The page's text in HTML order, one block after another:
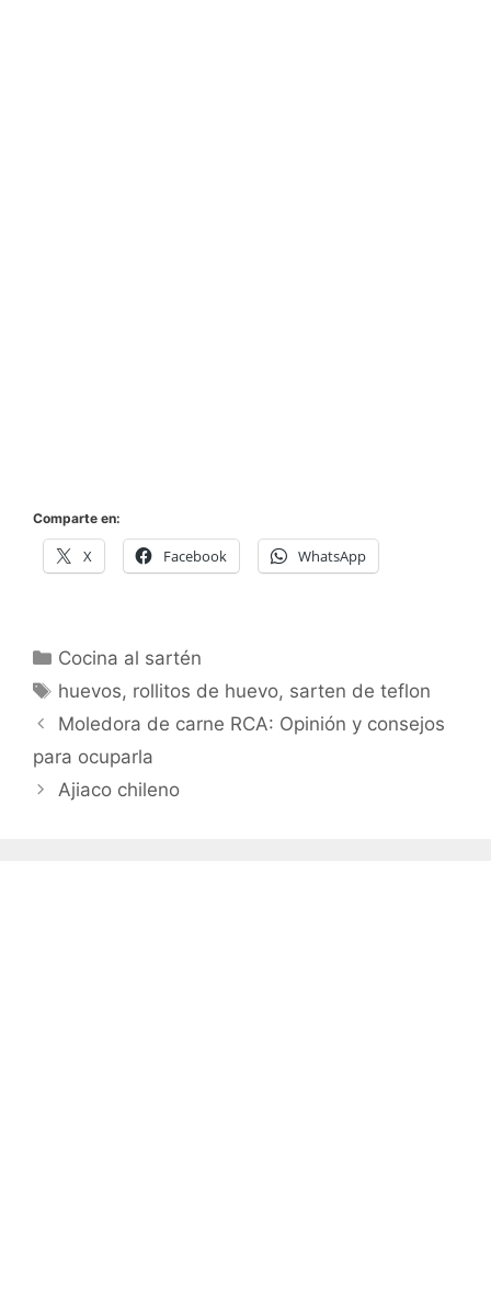
Comparte en:
X Facebook WhatsApp
Categorías
Cocina al sartén
Etiquetas
huevos, rollitos de huevo, sarten de teflon
Moledora de carne RCA: Opinión y consejos
para ocuparla
Ajiaco chileno